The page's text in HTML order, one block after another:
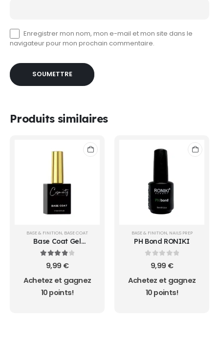
Enregistrer mon nom, mon e-mail et mon site dans le
navigateur pour mon prochain commentaire.
Produits similaires
BASE & FINITION, BASE COAT
Base Coat Gel
COSMINTY -974 | La
Réunion
4.00sur 5
9,99 €
Achetez et gagnez
10 points!
BASE & FINITION, NAILS PREP
PH Bond RONIKI
sur 5
9,99 €
Achetez et gagnez
10 points!